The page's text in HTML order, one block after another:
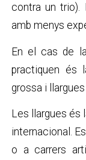
contra un trio).
amb menys
En el cas de
practiquen és
grossa i llargues
Les llargues és
internacional.
o a carrers